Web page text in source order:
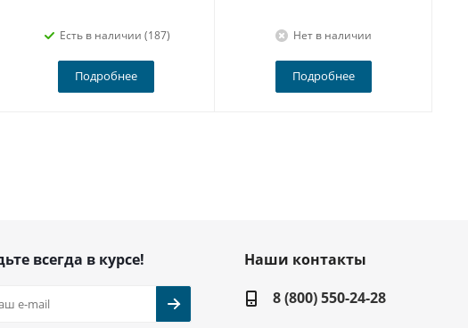
Есть в наличии (187)
Подробнее
Нет в наличии
Подробнее
всегда в курсе!
Наши контакты
8 (800) 550-24-28